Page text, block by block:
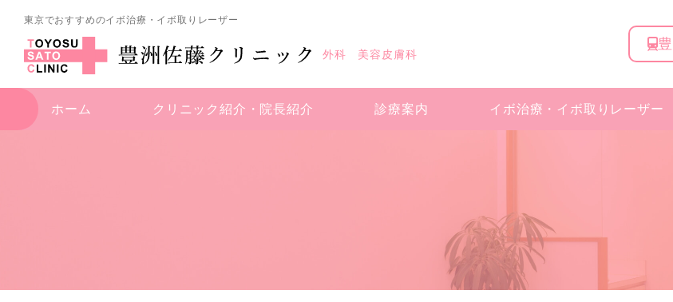
東京でおすすめのイボ治療・イボ取りレーザー
外科 美容皮膚科
ホーム クリニック紹介・ 院長紹介 診療案内 イボ治療・ イボ取りレーザー